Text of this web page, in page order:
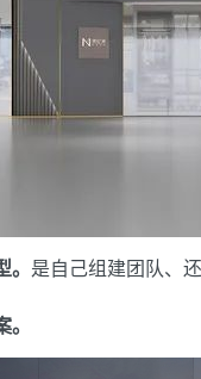
是自己组建团队、